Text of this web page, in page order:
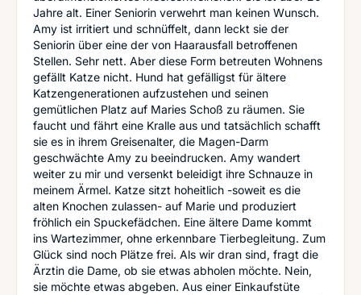
Jahre alt. Einer Seniorin verwehrt man keinen Wunsch.
Amy ist irritiert und schnüffelt, dann leckt sie der
Seniorin über eine der von Haarausfall betroffenen
Stellen. Sehr nett. Aber diese Form betreuten Wohnens
gefällt Katze nicht. Hund hat gefälligst für ältere
Katzengenerationen aufzustehen und seinen
gemütlichen Platz auf Maries Schoß zu räumen. Sie
faucht und fährt eine Kralle aus und tatsächlich schafft
sie es in ihrem Greisenalter, die Magen-Darm
geschwächte Amy zu beeindrucken. Amy wandert
weiter zu mir und versenkt beleidigt ihre Schnauze in
meinem Ärmel. Katze sitzt hoheitlich -soweit es die
alten Knochen zulassen- auf Marie und produziert
fröhlich ein Spuckefädchen. Eine ältere Dame kommt
ins Wartezimmer, ohne erkennbare Tierbegleitung. Zum
Glück sind noch Plätze frei. Als wir dran sind, fragt die
Ärztin die Dame, ob sie etwas abholen möchte. Nein,
sie möchte etwas abgeben. Aus einer Einkaufstüte